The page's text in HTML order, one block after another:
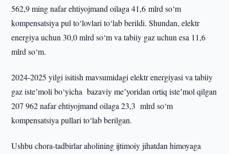
562,9 ming nafar ehtiyojmand oilaga 41,6 mlrd so‘m
kompensatsiya pul to‘lovlari to‘lab berildi. Shundan, elektr
energiya uchun 30,0 mlrd so‘m va tabiiy gaz uchun esa 11,6
mlrd so‘m.
2024-2025 yilgi isitish mavsumidagi elektr energiyasi va tabiiy
gaz isteʼmoli bo‘yicha bazaviy meʼyoridan ortiq isteʼmol qilgan
207 962 nafar ehtiyojmand oilaga 23,3 mlrd so‘m
kompensatsiya pullari to‘lab berilgan.
Ushbu chora-tadbirlar aholining ijtimoiy jihatdan himoyaga